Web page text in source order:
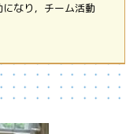
なり，チーム活動